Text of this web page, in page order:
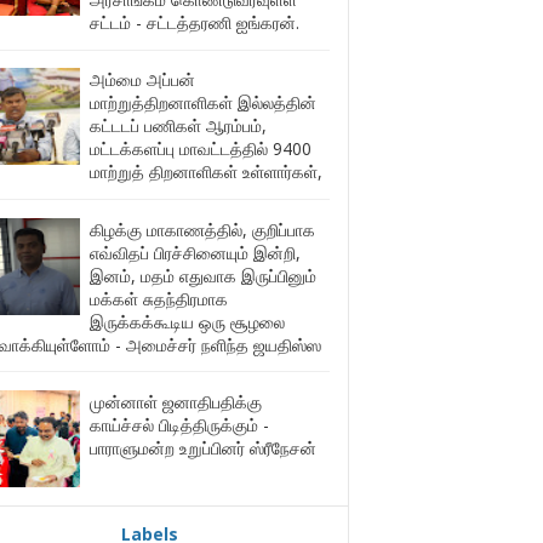
சட்டம் - சட்டத்தரணி ஐங்கரன்.
அம்மை அப்பன்
மாற்றுத்திறனாளிகள் இல்லத்தின்
கட்டடப் பணிகள் ஆரம்பம்,
மட்டக்களப்பு மாவட்டத்தில் 9400
மாற்றுத் திறனாளிகள் உள்ளார்கள்,
கிழக்கு மாகாணத்தில், குறிப்பாக
எவ்விதப் பிரச்சினையும் இன்றி,
இனம், மதம் எதுவாக இருப்பினும்
மக்கள் சுதந்திரமாக
இருக்கக்கூடிய ஒரு சூழலை
- அமைச்சர் நளிந்த ஜயதிஸ்ஸ
முன்னாள் ஜனாதிபதிக்கு
காய்ச்சல் பிடித்திருக்கும் -
பாராளுமன்ற உறுப்பினர் ஸ்ரீநேசன்
Labels